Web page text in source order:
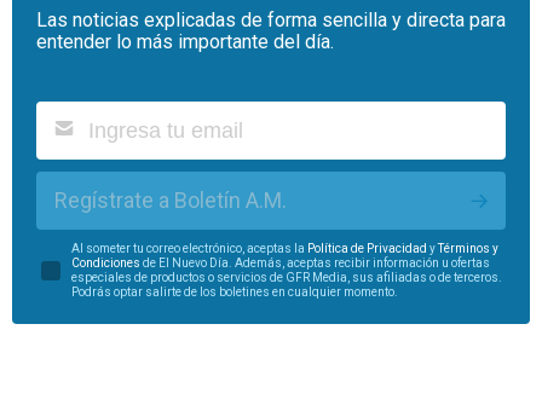
Las noticias explicadas de forma sencilla y directa para
entender lo más importante del día.
Regístrate a Boletín A.M.
Al someter tu correo electrónico, aceptas la Política de Privacidad yTérminos y
Condiciones de El Nuevo Día. Además, aceptas recibir información u ofertas
especiales de productos o servicios de GFR Media, sus afiliadas o de terceros.
Podrás optar salirte de los boletines en cualquier momento.